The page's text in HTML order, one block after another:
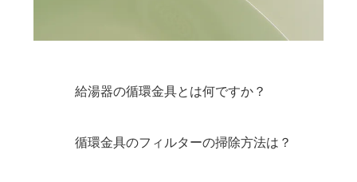
給湯器の循環金具とは何ですか？
循環金具のフィルターの掃除方法は？